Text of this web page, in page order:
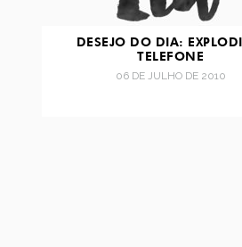
DESEJO DO DIA:
TELEFONE
06 DE JULHO DE 2010